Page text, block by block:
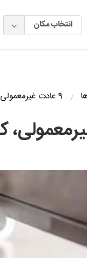
انتخاب مکان
9 عادت غیرمعمولی، که نشان می‌دهد شما باهوش ترید